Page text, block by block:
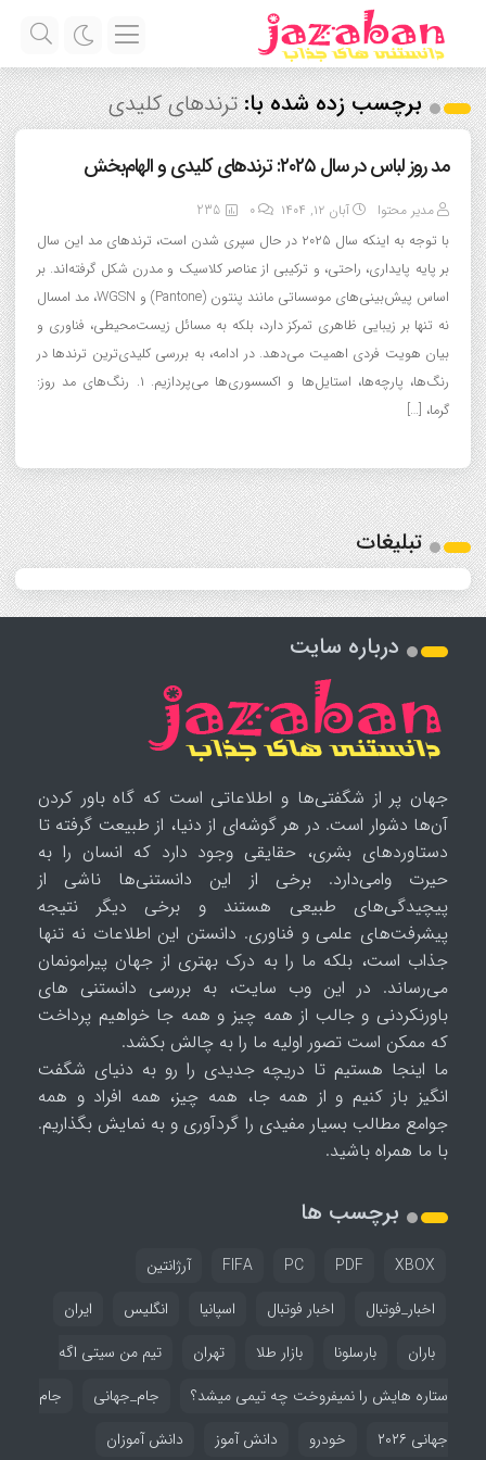
برچسب زده شده با:ترندهای کلیدی
مد روز لباس در سال ۲۰۲۵: ترندهای کلیدی و الهام‌بخش
مدیر محتوا آبان ۱۲, ۱۴۰۴ 0
235
با توجه به اینکه سال ۲۰۲۵ در حال سپری شدن است، ترندهای مد این سال
بر پایه پایداری، راحتی، و ترکیبی از عناصر کلاسیک و مدرن شکل گرفته‌اند. بر
اساس پیش‌بینی‌های موسساتی مانند پنتون (Pantone) و WGSN، مد امسال
نه تنها بر زیبایی ظاهری تمرکز دارد، بلکه به مسائل زیست‌محیطی، فناوری و
بیان هویت فردی اهمیت می‌دهد. در ادامه، به بررسی کلیدی‌ترین ترندها در
رنگ‌ها، پارچه‌ها، استایل‌ها و اکسسوری‌ها می‌پردازیم. ۱. رنگ‌های مد روز:
گرما، […]
تبلیغات
درباره سایت
جهان پر از شگفتی‌ها و اطلاعاتی است که گاه باور کردن
آن‌ها دشوار است. در هر گوشه‌ای از دنیا، از طبیعت گرفته تا
دستاوردهای بشری، حقایقی وجود دارد که انسان را به
حیرت وامی‌دارد. برخی از این دانستنی‌ها ناشی از
پیچیدگی‌های طبیعی هستند و برخی دیگر نتیجه
پیشرفت‌های علمی و فناوری. دانستن این اطلاعات نه تنها
جذاب است، بلکه ما را به درک بهتری از جهان پیرامونمان
می‌رساند. در این وب سایت، به بررسی دانستنی های
باورنکردنی و جالب از همه چیز و همه جا خواهیم پرداخت
که ممکن است تصور اولیه ما را به چالش بکشد.
ما اینجا هستیم تا دریچه جدیدی را رو به دنیای شگفت
انگیز باز کنیم و از همه جا، همه چیز، همه افراد و همه
جوامع مطالب بسیار مفیدی را گردآوری و به نمایش بگذاریم.
با ما همراه باشید.
برچسب ها
FIFA PC PDF XBOX
آرژانتین
اخبار_فوتبال
اخبار فوتبال اسپانیا انگلیس
ایران
باران
بارسلونا بازار طلا تهران
تیم من سیتی اگه
ستاره هایش را نمیفروخت چه تیمی میشد؟
جام_جهانی
جام
جهانی ۲۰۲۶
خودرو دانش آموز دانش آموزان